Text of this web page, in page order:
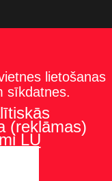
un norādes
lietošanas
sīkdatnes.
(reklāmas)
LU